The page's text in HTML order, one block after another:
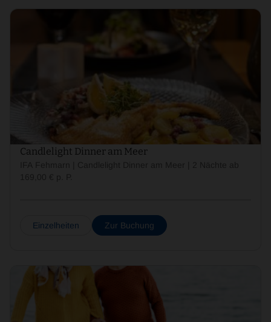
Candlelight Dinner am Meer
Einzelheiten Zur Buchung